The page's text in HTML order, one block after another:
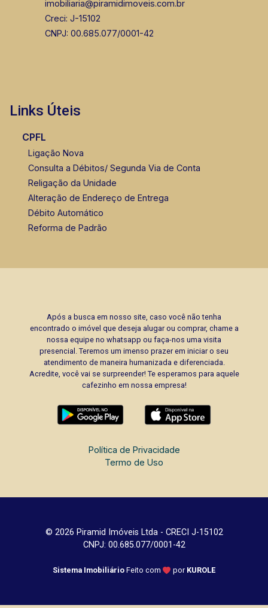
imobiliaria@piramidimoveis.com.br
Creci: J-15102
CNPJ: 00.685.077/0001-42
Links Úteis
CPFL
Ligação Nova
Consulta a Débitos/ Segunda Via de Conta
Religação da Unidade
Alteração de Endereço de Entrega
Débito Automático
Reforma de Padrão
Após a busca em nosso site, caso você não tenha
encontrado o imóvel que deseja alugar ou comprar, chame a
nossa equipe no whatsapp ou faça-nos uma visita
presencial. Teremos um imenso prazer em iniciar o seu
atendimento de maneira humanizada e diferenciada.
Acredite, você vai se surpreender! Te esperamos para aquele
cafezinho em nossa empresa!
Política de Privacidade
Termo de Uso
© 2026 Piramid Imóveis Ltda - CRECI J-15102
CNPJ: 00.685.077/0001-42
Sistema Imobiliário Feito com por KUROLE